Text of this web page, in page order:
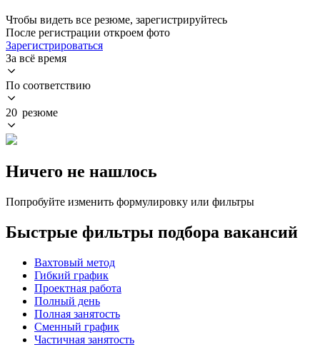
Чтобы видеть все резюме, зарегистрируйтесь
После регистрации откроем фото
Зарегистрироваться
За всё время
По соответствию
20 резюме
Ничего не нашлось
Попробуйте изменить формулировку или фильтры
Быстрые фильтры подбора вакансий
Вахтовый метод
Гибкий график
Проектная работа
Полный день
Полная занятость
Сменный график
Частичная занятость